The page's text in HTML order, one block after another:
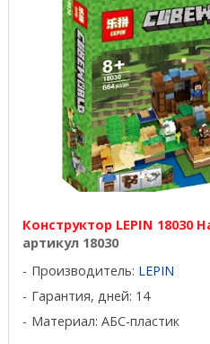
Конструктор LEPIN 18030
артикул 18030
Производитель: LEPIN
Гарантия, дней: 14
Материал: АБС-пластик